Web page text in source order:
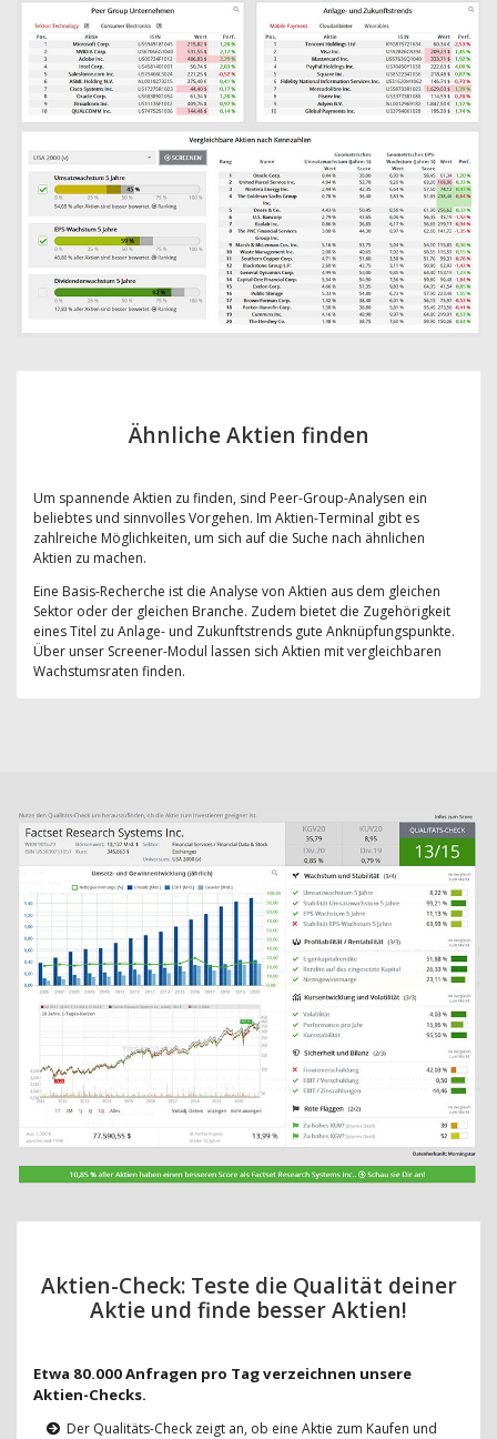
Ähnliche Aktien finden
Um spannende Aktien zu finden, sind Peer-Group-Analysen ein
beliebtes und sinnvolles Vorgehen. Im Aktien-Terminal gibt es
zahlreiche Möglichkeiten, um sich auf die Suche nach ähnlichen
Aktien zu machen.
Eine Basis-Recherche ist die Analyse von Aktien aus dem gleichen
Sektor oder der gleichen Branche. Zudem bietet die Zugehörigkeit
eines Titel zu Anlage- und Zukunftstrends gute Anknüpfungspunkte.
Über unser Screener-Modul lassen sich Aktien mit vergleichbaren
Wachstumsraten finden.
Aktien-Check: Teste die Qualität deiner
Aktie und finde besser Aktien!
Etwa 80.000 Anfragen pro Tag verzeichnen unsere
Aktien-Checks.
Der Qualitäts-Check zeigt an, ob eine Aktie zum Kaufen und